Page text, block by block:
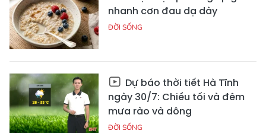
nhanh cơn đau dạ dày
ĐỜI SỐNG
Dự báo thời tiết Hà Tĩnh
ngày 30/7: Chiều tối và đêm
mưa rào và dông
ĐỜI SỐNG